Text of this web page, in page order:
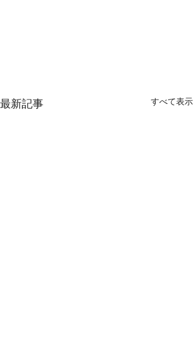
最新記事 すべて表示